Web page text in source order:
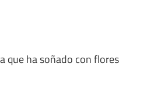
que ha soñado con flores